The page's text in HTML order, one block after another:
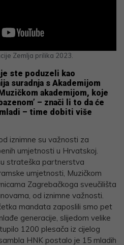
Zemlja prilika 2023.
ste poduzeli kao
suradnja s Akademijom
akademijom, koje
– znači li to da će
– time dobiti više
iznimne su važnosti za
umjetnosti u Hrvatskoj.
strateška partnerstva
umjetnosti, Muzičkom
Zagrebačkoga sveučilišta
od iznimne važnosti.
mandata zaposlili smo pet
generacije, slijedom velike
1200 plesača iz cijelog
HNK postalo je 15 mladih